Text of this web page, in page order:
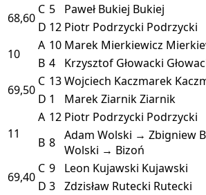
68,60
C 5 Paweł Bukiej Bukiej
D 12 Piotr Podrzycki Podrzycki
10
A 10 Marek Mierkiewicz
B 4 Krzysztof Głowacki
69,50
C 13Wojciech Kaczmarek
D 1 Marek ZiarnikZiarnik
11
A 12 Piotr Podrzycki Podrzycki
B 8 Adam Wolski → Zbigniew
Wolski → Bizoń
69,40
C 9 Leon Kujawski Kujawski
D 3 Zdzisław Rutecki Rutecki